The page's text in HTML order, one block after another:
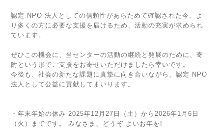
認定 NPO 法人としての信頼性があらためて確認された今、よ
り多くの方に必要な支援を届けるため、活動の充実が求められ
ています。
ぜひこの機会に、当センターの活動の継続と発展のために、寄
附という形でご支援をお寄せいただけましたら幸いです。
今後も、社会の新たな課題に真摯に向き合いながら、認定 NPO
法人として公益に貢献してまいります。
・年末年始の休み 2025年12月27日（土）から2026年1月6日
（火）までです。 みなさま、どうぞ よいお年を!